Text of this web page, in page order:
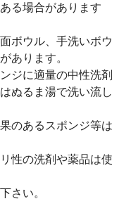
る場合があります
ボウル、手洗いボウ
あります。
ジに適量の中性洗剤
ぬるま湯で洗い流し
のあるスポンジ等は
性の洗剤や薬品は使
さい。